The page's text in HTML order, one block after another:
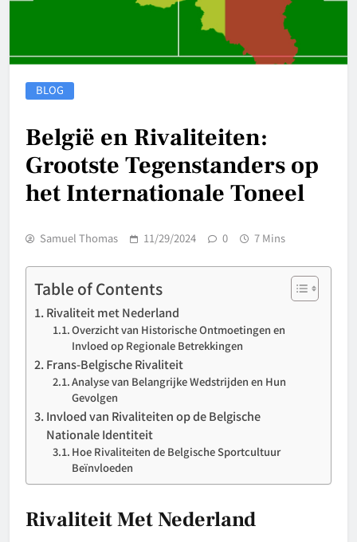
BLOG
België en Rivaliteiten:
Grootste Tegenstanders op
het Internationale Toneel
Samuel Thomas 11/29/2024 0 7 Mins
Table of Contents
Rivaliteit met Nederland
Overzicht van Historische Ontmoetingen en
Invloed op Regionale Betrekkingen
Frans-Belgische Rivaliteit
Analyse van Belangrijke Wedstrijden en Hun
Gevolgen
Invloed van Rivaliteiten op de Belgische
Nationale Identiteit
Hoe Rivaliteiten de Belgische Sportcultuur
Beïnvloeden
Rivaliteit Met Nederland